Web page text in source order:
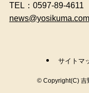
​TEL：0597-89-
news@yosikuma.com
サイトマ
©Copyright(C) 吉